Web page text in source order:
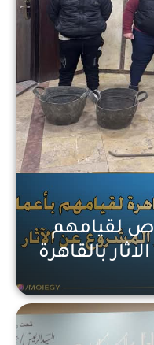
3 اشخاص لقيامهم
بالقاهرة